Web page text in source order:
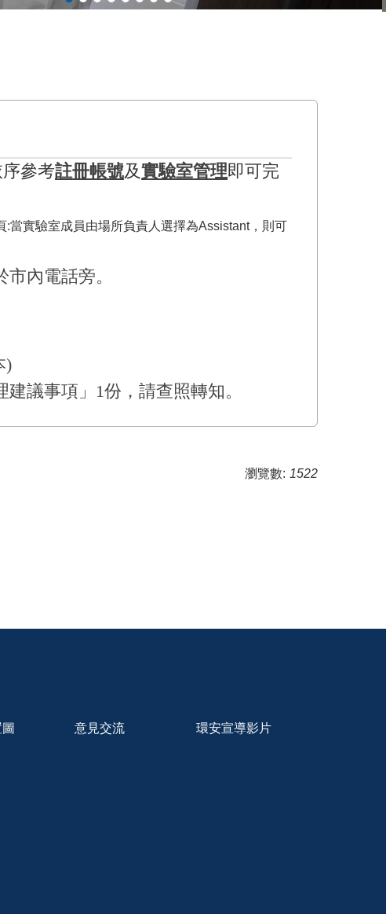
參考註冊帳號及實驗室管理即可完
:當實驗室成員由場所負責人選擇為Assistant，則可
內電話旁。
)
議事項」 1份，請查照轉知。
瀏覽數: 1522
意見交流 環安宣導影片